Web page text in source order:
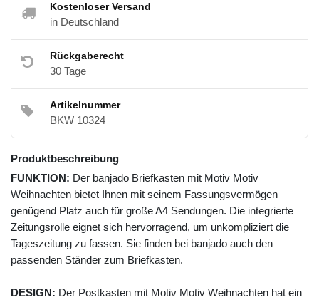
Kostenloser Versand
in Deutschland
Rückgaberecht
30 Tage
Artikelnummer
BKW 10324
Produktbeschreibung
FUNKTION: Der banjado Briefkasten mit Motiv Motiv
Weihnachten bietet Ihnen mit seinem Fassungsvermögen
genügend Platz auch für große A4 Sendungen. Die integrierte
Zeitungsrolle eignet sich hervorragend, um unkompliziert die
Tageszeitung zu fassen. Sie finden bei banjado auch den
passenden Ständer zum Briefkasten.
DESIGN: Der Postkasten mit Motiv Motiv Weihnachten hat ein